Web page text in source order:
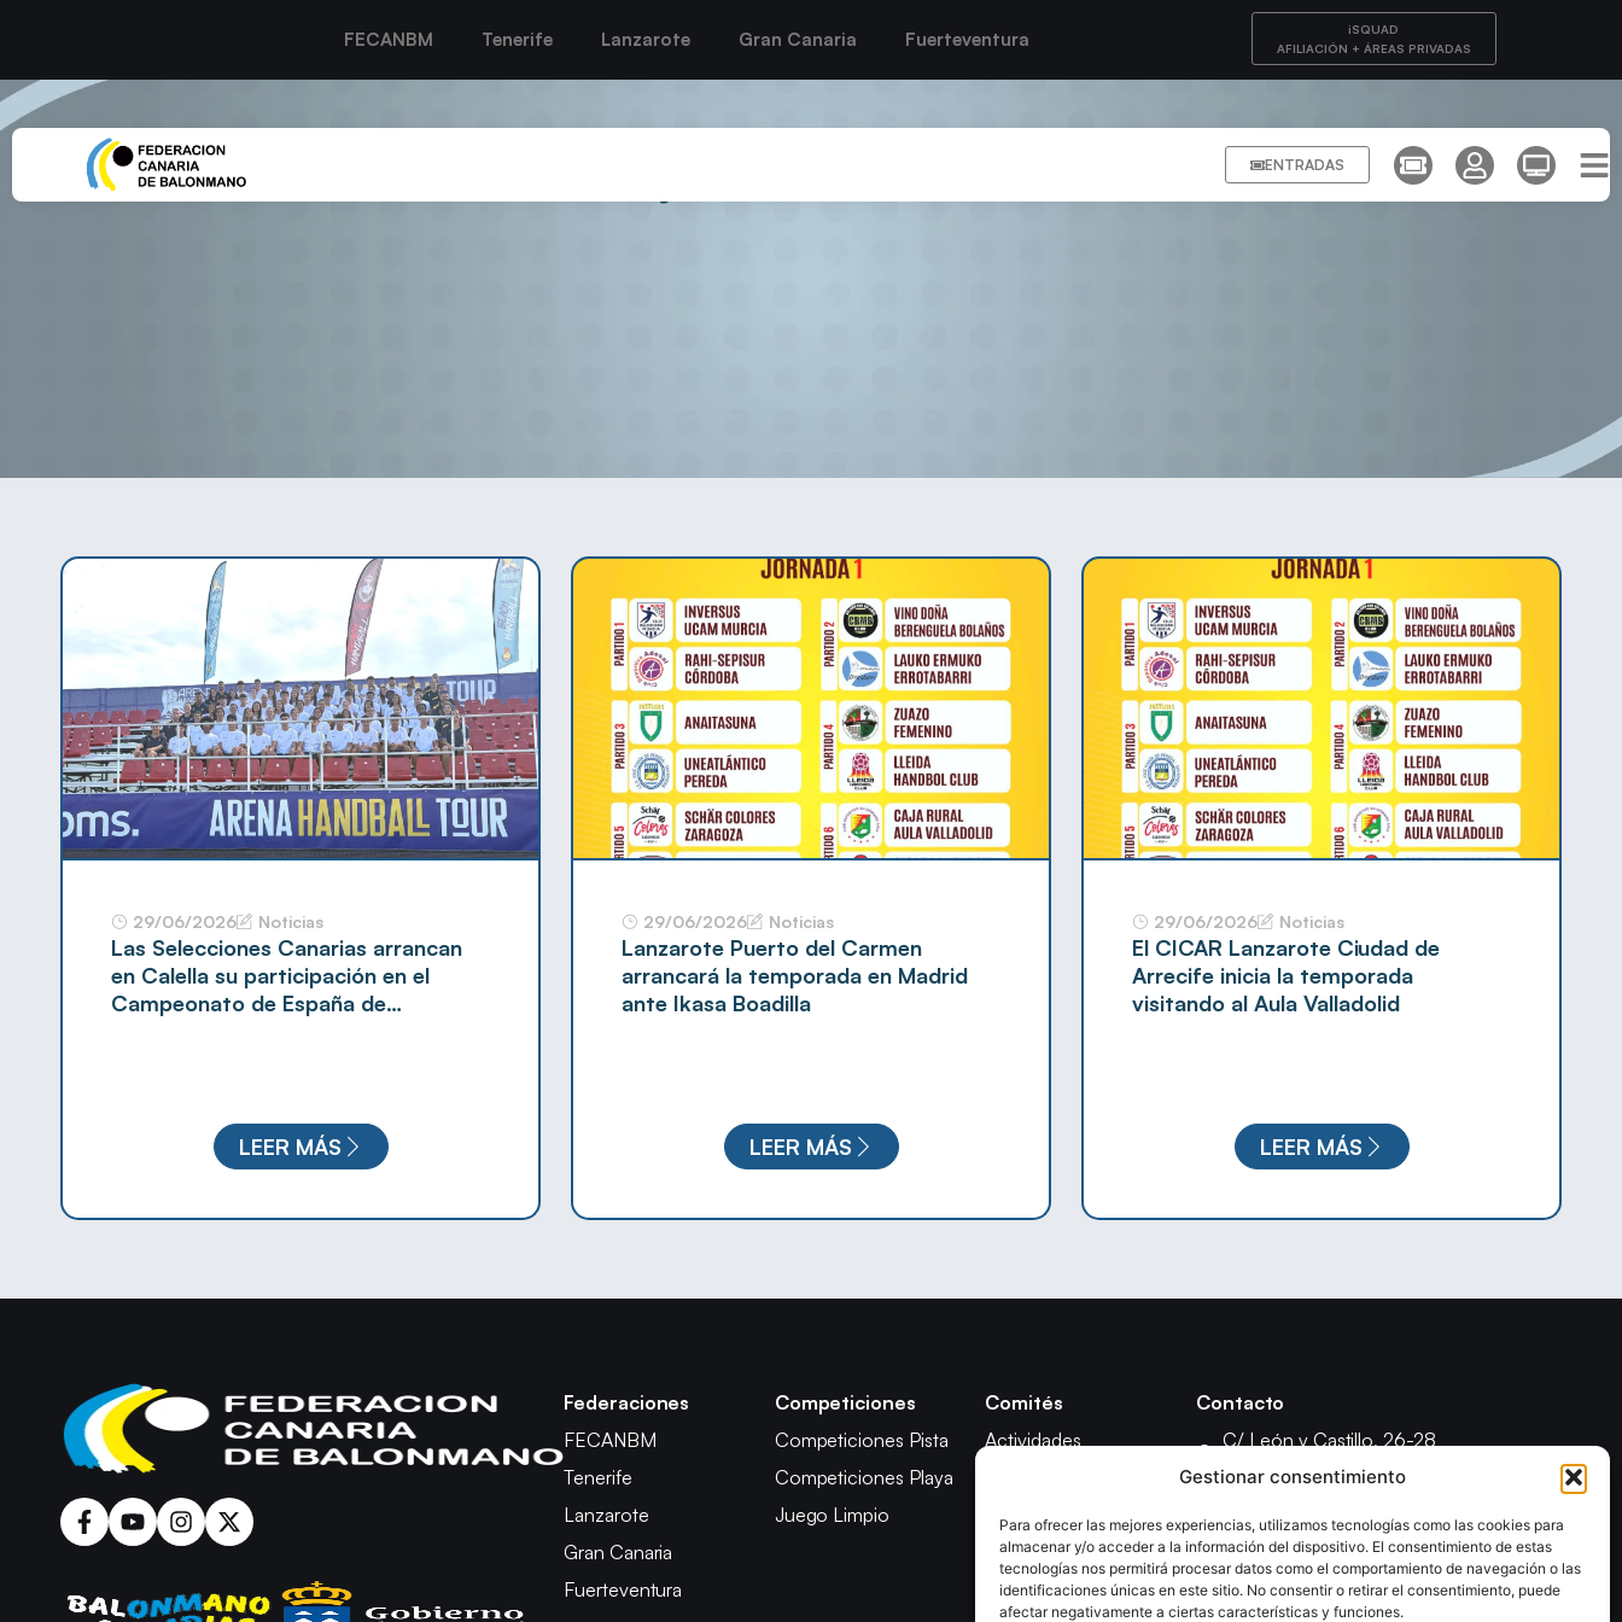
Gestionar consentimiento
Para ofrecer las mejores experiencias, utilizamos tecnologías como las cookies para
almacenar y/o acceder a la información del dispositivo. El consentimiento de estas
tecnologías nos permitirá procesar datos como el comportamiento de navegación o las
identificaciones únicas en este sitio. No consentir o retirar el consentimiento, puede
afectar negativamente a ciertas características y funciones.
FECANBM Tenerife Lanzarote Gran Canaria Fuerteventura
iSQUAD
AFILIACIÓN + ÁREAS PRIVADAS
ENTRADAS
29/06/2026 Noticias
Las Selecciones Canarias arrancan
en Calella su participación en el
Campeonato de España de
LEER MÁS
29/06/2026 Noticias
Lanzarote Puerto del Carmen
arrancará la temporada en Madrid
ante Ikasa Boadilla
LEER MÁS
29/06/2026 Noticias
El CICAR Lanzarote Ciudad de
Arrecife inicia la temporada
visitando al Aula Valladolid
LEER MÁS
Federaciones
FECANBM
Tenerife
Lanzarote
Gran Canaria
Fuerteventura
Competiciones
Competiciones Pista
Competiciones Playa
Juego Limpio
Comités
Actividades
Árbitros
Competición
Apelación
Contacto
C/ León y Castillo, 26-28
35003 - Las Palmas de Gran Canaria
formacionfecanbm@gmail.com